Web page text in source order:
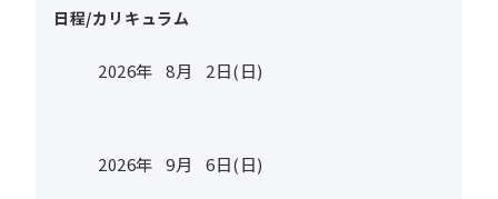
日程/カリキュラム
2026年 8月 2日(日)
2026年 9月 6日(日)